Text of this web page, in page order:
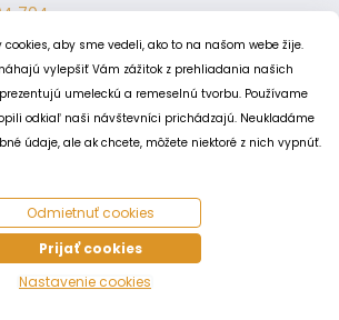
aby sme vedeli, ako to na našom webe žije.
vylepšiť Vám zážitok z prehliadania našich
umeleckú a remeselnú tvorbu. Používame
odkiaľ naši návštevníci prichádzajú. Neukladáme
údaje, ale ak chcete, môžete niektoré z nich vypnúť.
Odmietnuť cookies
Prijať cookies
Nastavenie cookies
704
a ochrany osobných údajov
súborov cookie